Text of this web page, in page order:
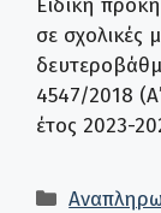
Ειδική
σε σχολικές
4547/2018
έτος 2023-